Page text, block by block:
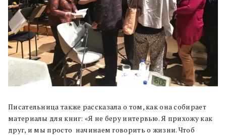
Писательница также рассказала о том, как она собирает
материалы для книг: «Я не беру интервью. Я прихожу как
друг, и мы просто начинаем говорить о жизни. Чтоб